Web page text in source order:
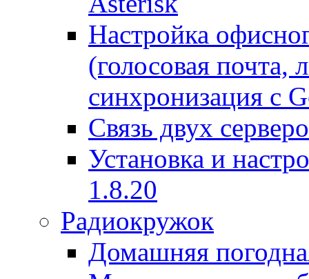
Настройка
(голосовая почта,
синхронизация с
Связь двух
Установка и
1.8.20
Радиокружок
Домашняя